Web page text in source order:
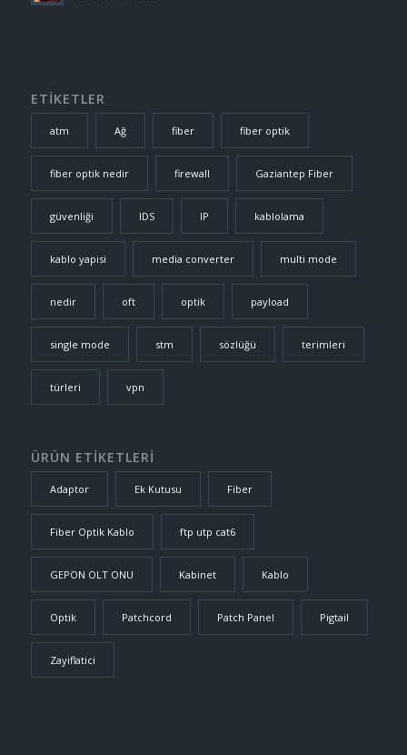
ETİKETLER
atm Ağ fiber fiber optik
fiber optik nedir firewall Gaziantep Fiber
güvenliği IDS IP kablolama
kablo yapisi media converter multi mode
nedir oft optik payload
single mode stm sözlüğü terimleri
türleri vpn
ÜRÜN ETİKETLERİ
Adaptor Ek Kutusu Fiber
Fiber Optik Kablo ftp utp cat6
GEPON OLT ONU Kabinet Kablo
Optik Patchcord Patch Panel Pigtail
Zayiflatici